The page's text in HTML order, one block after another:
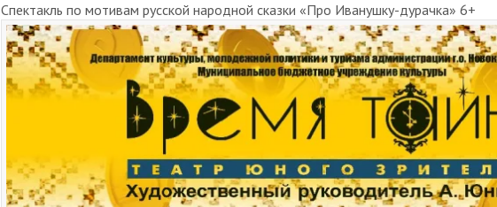
Спектакль по мотивам русской народной сказки «Про Иванушку-дурачка» 6+